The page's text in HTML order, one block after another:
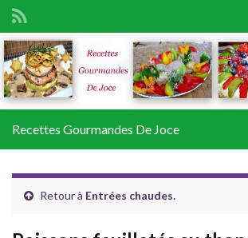
Search for:
Recettes Gourmandes De Joce
Retour à Entrées chaudes.